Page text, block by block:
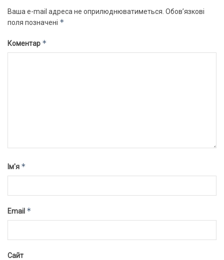
Ваша e-mail адреса не оприлюднюватиметься. Обов’язкові
поля позначені *
Коментар *
Ім'я *
Email *
Сайт